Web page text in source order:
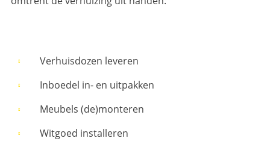
Verhuisdozen leveren
Inboedel in- en uitpakken
Meubels (de)monteren
Witgoed installeren